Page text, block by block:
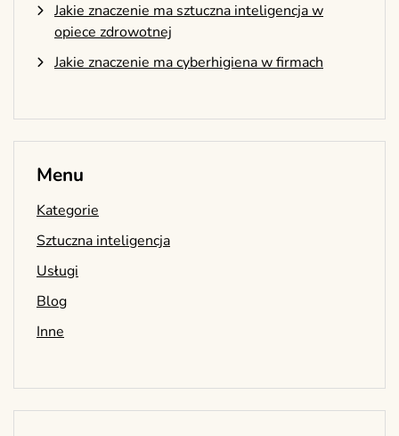
Jakie znaczenie ma sztuczna inteligencja w
opiece zdrowotnej
Jakie znaczenie ma cyberhigiena w firmach
Menu
Kategorie
Sztuczna inteligencja
Usługi
Blog
Inne